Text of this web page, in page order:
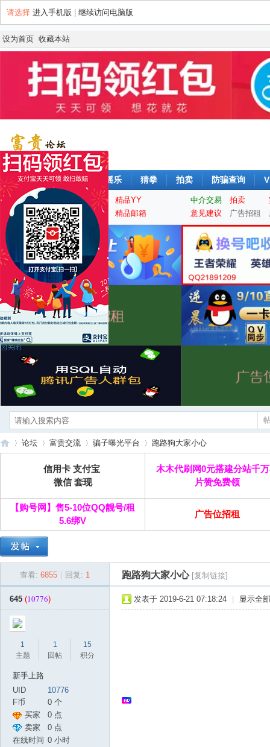
请选择 进入手机版 继续访问电脑版
设为首页 收藏本站
论坛 签到 每日摇摇乐 猜拳 拍卖 防骗查询
实名认证 精品QQ
精品YY
手机靓号
游戏大区 精品邮箱
中介交易 拍卖
意见建议
广告招租
论坛 富贵交流 骗子曝光平台 跑路狗大家小心
信用卡 支付宝
微信 套现
木木代刷网0元搭建分站千
片赞免费领
【购号网】售5-10位QQ靓号/租
5.6绑V
广告位招租
查看: 6855 | 回复: 1 跑路狗大家小心 [复制链接]
645 (10776)
1
主题
1
回帖
15
积分
新手上路
UID
10776
F币
0 个
买家
信用
0 点
卖家
信用
0 点
在线时间 0 小时
发表于 2019-6-21 07:18:24 | 显示全